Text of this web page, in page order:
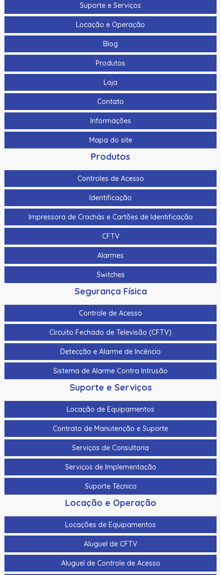
Suporte e Serviços
Locação e Operação
Blog
Produtos
Loja
Contato
Informações
Mapa do site
Produtos
Controles de Acesso
Identificação
Impressora de Crachás e Cartões de Identificação
CFTV
Alarmes
Switches
Segurança Física
Controle de Acesso
Circuito Fechado de Televisão (CFTV)
Detecção e Alarme de Incêncio
Sistema de Alarme Contra Intrusão
Suporte e Serviços
Locação de Equipamentos
Contrato de Manutenção e Suporte
Serviços de Consultoria
Serviços de Implementação
Suporte Técnico
Locação e Operação
Locações de Equipamentos
Aluguel de CFTV
Aluguel de Controle de Acesso